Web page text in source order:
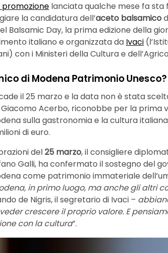
lanciata qualche mese fa
la candidatura dell’aceto balsamico
Balsamic Day, la prima edizione della
italiano e organizzata da Ivaci
con i Ministeri della Cultura e
di Modena Patrimonio Unesco?
il 25 marzo e la data non è stata
Acerbo, riconobbe per la prima
sulla gastronomia e la cultura
di euro.
del25 marzo, il consigliere
Galli, ha confermato il sostegno del
come patrimonio immateriale
in primo luogo, ma anche gli altri
de Nigris, il segretario di Ivaci –
crescere il proprio valore. E
con la cultura”.